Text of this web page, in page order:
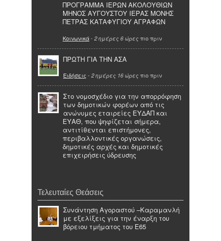
ΠΡΟΓΡΑΜΜΑ ΙΕΡΩΝ ΑΚΟΛΟΥΘΙΩΝ
ΜΗΝΟΣ ΑΥΓΟΥΣΤΟΥ ΙΕΡΑΣ ΜΟΝΗΣ
ΠΕΤΡΑΣ ΚΑΤΑΦΥΓΙΟΥ ΑΓΡΑΦΩΝ
Κοινωνικά- 2 ημέρες 6 ώρες πιο πριν
ΠΡΩΤΗ ΓΙΑ ΤΗΝ ΑΣΑ
Ειδήσεις - 2 ημέρες 16 ώρες πιο πριν
Στο νομοσχέδιο για την απορρόφηση
των δημοτικών φορέων από τις
ανώνυμες εταιρείες ΕΥΔΑΠ και
ΕΥΑΘ, που ψηφίζεται σήμερα,
αντιτίθενται επιστήμονες,
περιβαλλοντικές οργανώσεις,
δημοτικές αρχές και δημοτικές
επιχειρήσεις ύδρευσης
Τελευταίες Θεάσεις
Συνάντηση Αγοραστού –Καραμανλή
με εξελίξεις για την έναρξη του
βόρειου τμήματος του Ε65